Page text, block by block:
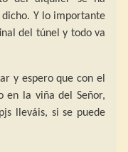
Y lo importante
del túnel y todo va
y espero que con el
en la viña del Señor,
lleváis, si se puede